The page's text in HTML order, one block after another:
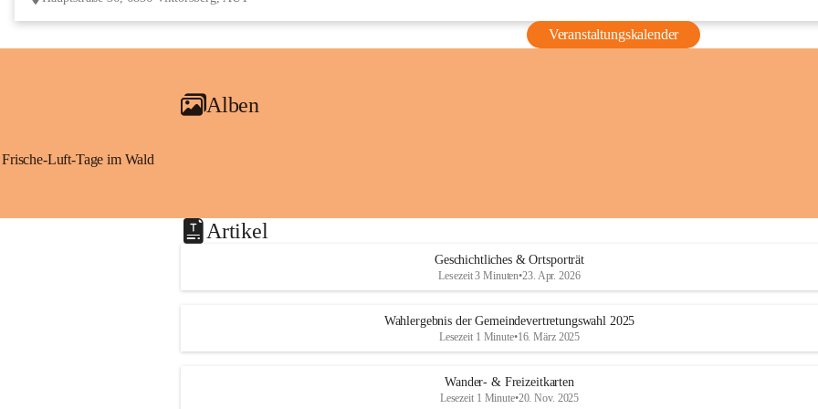
Veranstaltungskalender
Alben
Frische-Luft-Tage im Wald
Artikel
Geschichtliches & Ortsporträt
Lesezeit 3 Minuten•23. Apr. 2026
Wahlergebnis der Gemeindevertretungswahl 2025
Lesezeit 1 Minute•16. März 2025
Wander- & Freizeitkarten
Lesezeit 1 Minute•20. Nov. 2025